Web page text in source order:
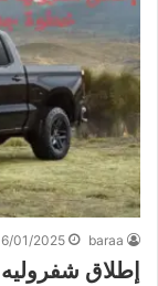
baraa
01/2025
إطلاق